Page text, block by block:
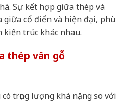
Sự kết hợp giữa thép và
giữa cổ điển và hiện đại, phù
kiến trúc khác nhau.
thép vân gỗ
trọng lượng khá nặng so với